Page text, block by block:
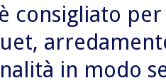
consigliato
in modo